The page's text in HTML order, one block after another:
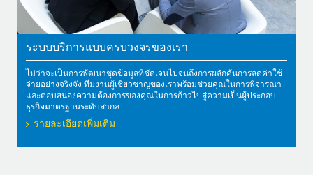
ระบบบริการแบบครบวงจรของเรา
ไม่ว่าจะเป็นการพัฒนาชุดข้อมูลที่ชัดเจนไปจนถึงการผลักดันการลดค่าใช้
จ่ายอย่างจริงจัง ทีมงานผู้เชี่ยวชาญของเราพร้อมช่วยคุณในการพิจารณา
และตอบสนองความต้องการของคุณในการก้าวไปสู่ความเป็นผู้ประกอบ
ธุรกิจมาตรฐานระดับสากล
รายละเอียดเพิ่มเติม